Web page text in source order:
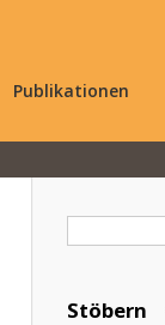
Publikationen
Stöbern